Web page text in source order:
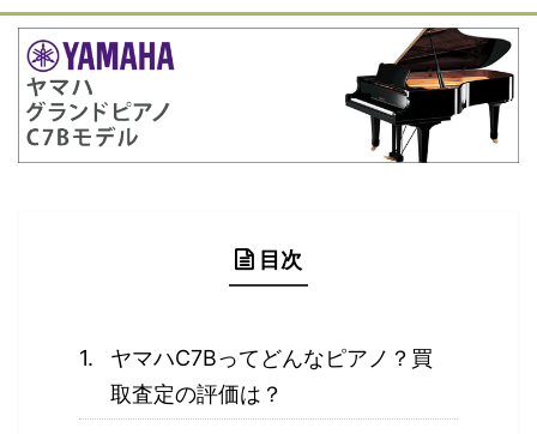
目次
ヤマハC7Bってどんなピアノ？買
取査定の評価は？